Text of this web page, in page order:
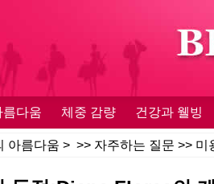
름다움 체중 감량 건강과 웰빙
아름다움 > >> 자주하는 질문 >> 미